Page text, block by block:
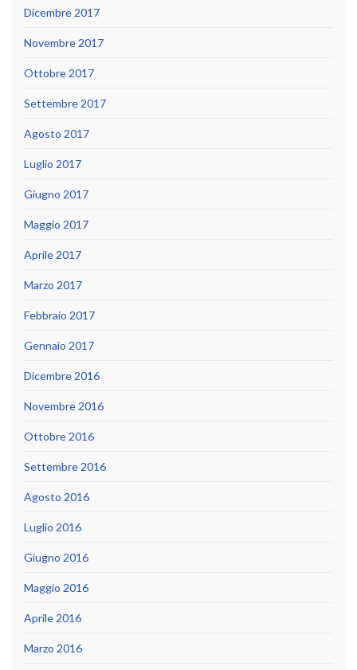
Dicembre 2017
Novembre 2017
Ottobre 2017
Settembre 2017
Agosto 2017
Luglio 2017
Giugno 2017
Maggio 2017
Aprile 2017
Marzo 2017
Febbraio 2017
Gennaio 2017
Dicembre 2016
Novembre 2016
Ottobre 2016
Settembre 2016
Agosto 2016
Luglio 2016
Giugno 2016
Maggio 2016
Aprile 2016
Marzo 2016